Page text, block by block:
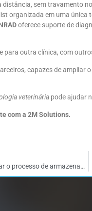
distância, sem travamento
organizada em uma única
oferece suporte de
para outra clínica, com
capazes de ampliar
veterinária pode ajudar
com a 2M Solutions.
Diagnóstico por imagem: Como melhorar o processo de armazenamento